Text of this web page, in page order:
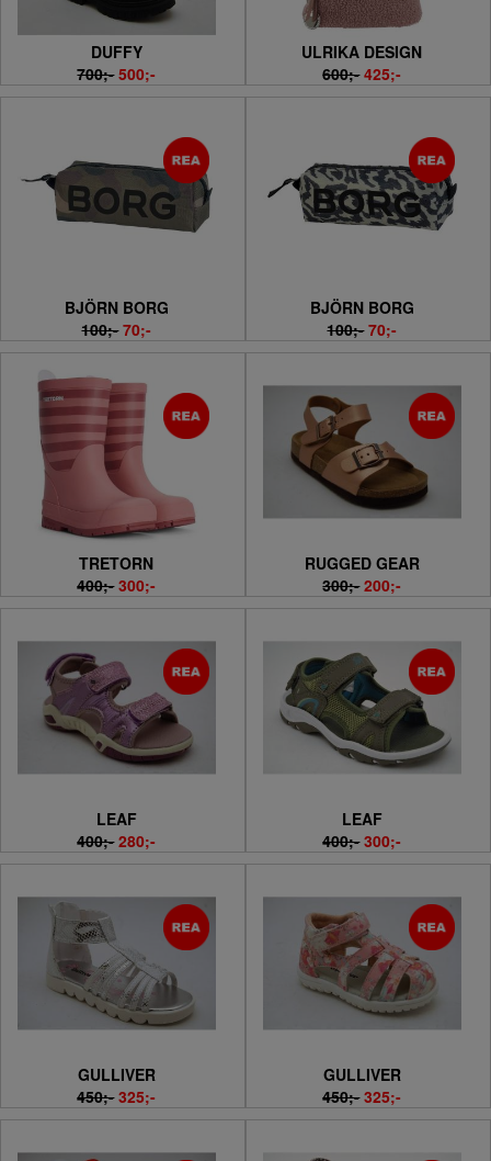
DUFFY
700;- 500;-
ULRIKA DESIGN
600;- 425;-
BJÖRN BORG
100;- 70;-
BJÖRN BORG
100;- 70;-
TRETORN
400;- 300;-
RUGGED GEAR
300;- 200;-
LEAF
400;- 280;-
LEAF
400;- 300;-
GULLIVER
450;- 325;-
GULLIVER
450;- 325;-